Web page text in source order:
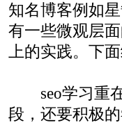
知名博客例如
有一些微观层
上的实践。下
seo学习重在
段，还要积极